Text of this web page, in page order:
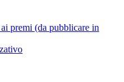
premi (da pubblicare in